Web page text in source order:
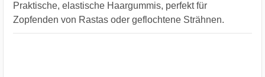
Praktische, elastische Haargummis, perfekt für
Zopfenden von Rastas oder geflochtene Strähnen.